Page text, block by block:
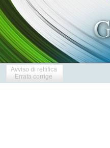
Avviso di rettifica
Errata corrige